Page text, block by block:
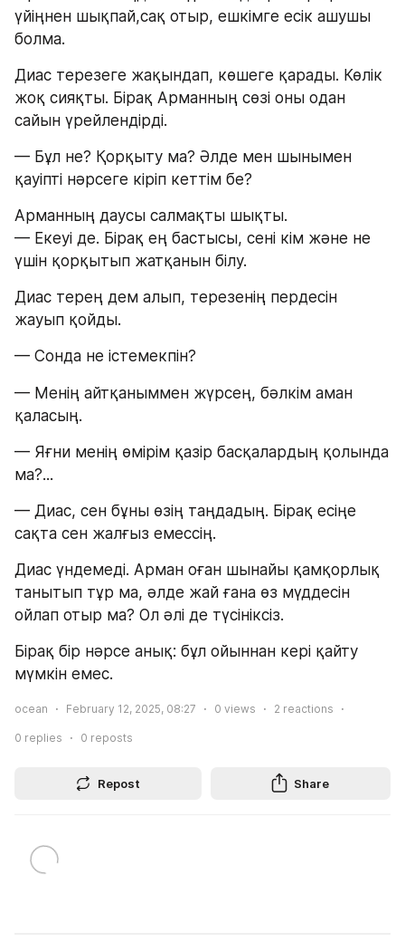
үйіңнен шықпай,сақ отыр, ешкімге есік ашушы
болма.
Диас терезеге жақындап, көшеге қарады. Көлік
жоқ сияқты. Бірақ Арманның сөзі оны одан
сайын үрейлендірді.
— Бұл не? Қорқыту ма? Әлде мен шынымен
қауіпті нәрсеге кіріп кеттім бе?
Арманның даусы салмақты шықты.
— Екеуі де. Бірақ ең бастысы, сені кім және не
үшін қорқытып жатқанын білу.
Диас терең дем алып, терезенің пердесін
жауып қойды.
— Сонда не істемекпін?
— Менің айтқаныммен жүрсең, бәлкім аман
қаласың.
— Яғни менің өмірім қазір басқалардың қолында
ма?...
— Диас, сен бұны өзің таңдадың. Бірақ есіңе
сақта сен жалғыз емессің.
Диас үндемеді. Арман оған шынайы қамқорлық
танытып тұр ма, әлде жай ғана өз мүддесін
ойлап отыр ма? Ол әлі де түсініксіз.
Бірақ бір нәрсе анық: бұл ойыннан кері қайту
мүмкін емес.
ocean February 12, 2025, 08:27 0 views 2 reactions
0 replies 0 reposts
Repost Share